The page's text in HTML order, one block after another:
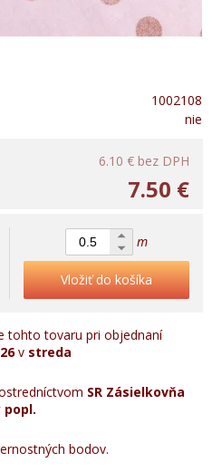
1002108
nie
6.10 € bez DPH
7.50 €
m
Vložiť do košíka
tohto tovaru pri objednaní
v streda
SR Zásielkovňa
popl.
bodov.